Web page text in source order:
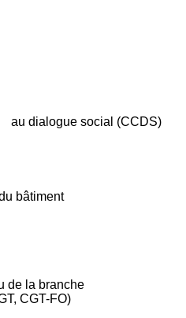
au dialogue social (CCDS)
bâtiment
de la branche
CGT-FO)